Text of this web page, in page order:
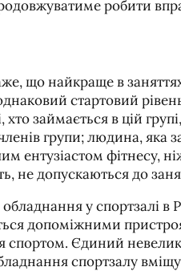
робити
що найкраще в заняттях
стартовий
хто займається в цій
групи; людина, яка
ентузіастом фітнесу,
не допускаються до
у спортзалі в
допоміжними
спортом. Єдиний
спортзалу